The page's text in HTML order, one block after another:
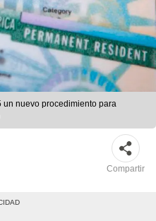
un nuevo procedimiento para
Compartir